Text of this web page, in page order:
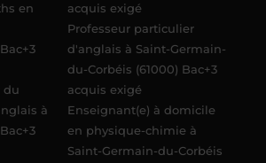
en
du
à
acquis exigé
Professeur particulier
d'anglais à Saint-Germain-
du-Corbéis (61000) Bac+3
acquis exigé
Enseignant(e) à domicile
en physique-chimie à
Saint-Germain-du-Corbéis